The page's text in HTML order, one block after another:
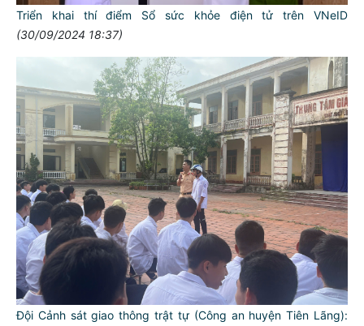
Triển khai thí điểm Sổ sức khỏe điện tử trên VNeID
(30/09/2024 18:37)
Đội Cảnh sát giao thông trật tự (Công an huyện Tiên Lãng):
TƯ CÁCH
NGƯỜI CÔNG AN CÁCH MỆNH LÀ:
Đối với tự mình, phải
CẦN, KIỆM, LIÊM, CHÍNH